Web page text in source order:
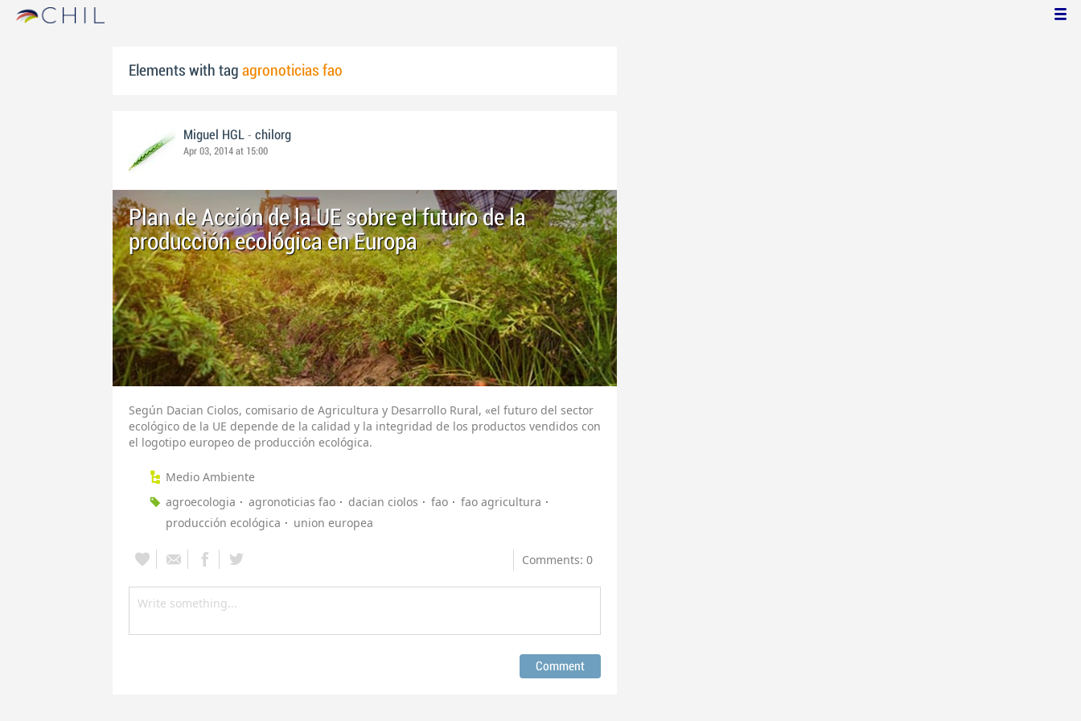
Elements with tag agronoticias fao
Miguel HGL - chilorg
Apr 03, 2014 at 15:00
Plan de Acción de la UE sobre el futuro de la
producción ecológica en Europa
Según Dacian Ciolos, comisario de Agricultura y Desarrollo Rural, «el futuro del sector
ecológico de la UE depende de la calidad y la integridad de los productos vendidos con
el logotipo europeo de producción ecológica.
Medio Ambiente
agroecologia
agronoticias fao dacian ciolos fao
fao agricultura
producción ecológica
union europea
Comments: 0